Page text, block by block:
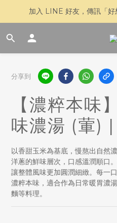
🥣 父親節快閃 𝟳 天｜
加入 LINE 好友，傳訊「
🥣 父親節快閃 𝟳 天｜
分享到
【濃粹本味
味濃湯 (葷)
以香甜玉米為基底，慢熬出自然
洋蔥的鮮味層次，口感溫潤順口
讓整體風味更加圓潤細緻。每一
濃粹本味，適合作為日常暖胃濃
麵等料理。